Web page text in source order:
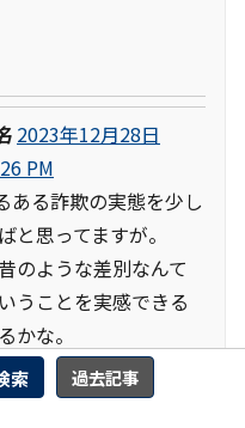
索 過去記事
2023年12月28日
PM
ある詐欺の実態を少し
と思ってますが。
のような差別なんて
うことを実感できる
かな。
いいですか？